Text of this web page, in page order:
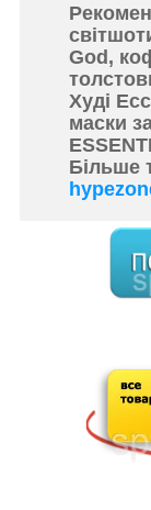
God,
Худі
маски
Більше